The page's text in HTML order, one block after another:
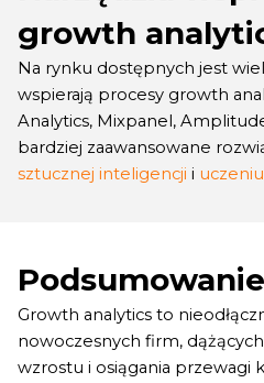
growth
Na rynku dostępnych jest
wspierają procesy growth
Analytics, Mixpanel,
bardziej zaawansowane
sztucznej inteligencji i
Podsumowanie
Growth analytics to
nowoczesnych firm,
wzrostu i osiągania przewagi